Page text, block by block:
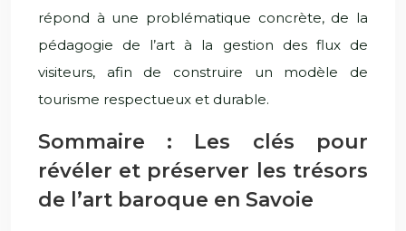
répond à une problématique concrète, de la
pédagogie de l’art à la gestion des flux de
visiteurs, afin de construire un modèle de
tourisme respectueux et durable.
Sommaire : Les clés pour
révéler et préserver les trésors
de l’art baroque en Savoie